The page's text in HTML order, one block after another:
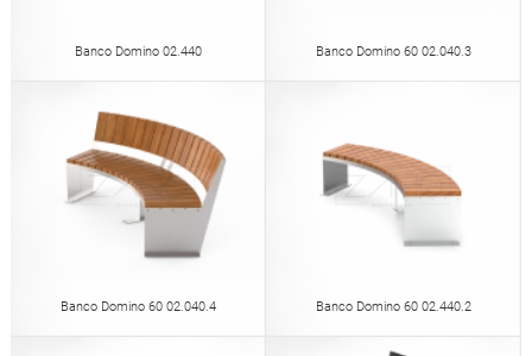
Banco Domino 02.440 Banco Domino 60 02.040.3
Banco Domino 60 02.040.4 Banco Domino 60 02.440.2